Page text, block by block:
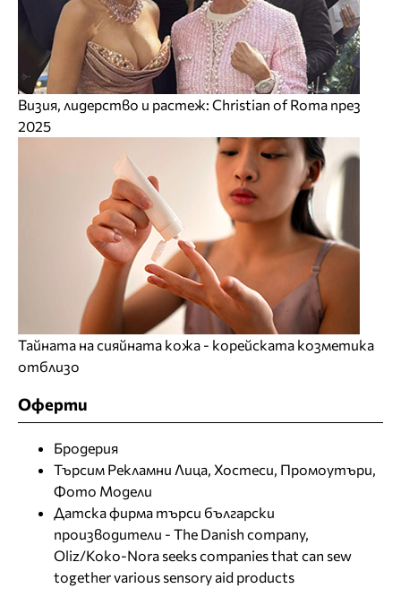
Визия, лидерство и растеж: Christian of Roma през
2025
Тайната на сияйната кожа - корейската козметика
отблизо
Оферти
Бродерия
Търсим Рекламни Лица, Хостеси, Промоутъри,
Фото Модели
Датска фирма търси български
производители - The Danish company,
Oliz/Koko-Nora seeks companies that can sew
together various sensory aid products